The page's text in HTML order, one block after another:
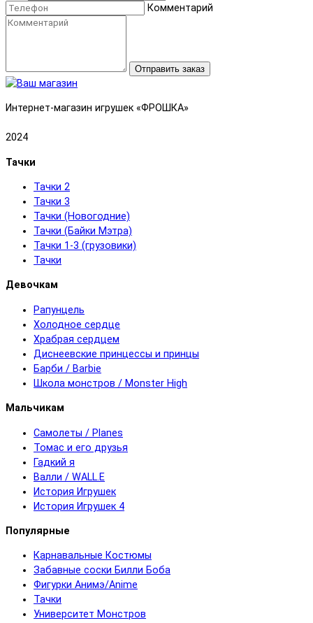
Комментарий
Отправить заказ
Интернет-магазин игрушек «ФРОШКА»
2024
Тачки
Тачки 2
Тачки 3
Тачки (Новогодние)
Тачки (Байки Мэтра)
Тачки 1-3 (грузовики)
Тачки
Девочкам
Рапунцель
Холодное сердце
Храбрая сердцем
Диснеевские принцессы и принцы
Барби / Barbie
Школа монстров / Monster High
Мальчикам
Самолеты / Planes
Томас и его друзья
Гадкий я
Валли / WALL.E
История Игрушек
История Игрушек 4
Популярные
Карнавальные Костюмы
Забавные соски Билли Боба
Фигурки Анимэ/Anime
Тачки
Университет Монстров